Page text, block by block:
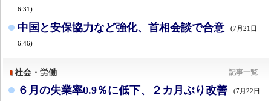
6:31)
中国と安保協力など強化、首相会談で合意 (7月21日
6:46)
社会・労働 記事一覧
６月の失業率0.9％に低下、２カ月ぶり改善 (7月22日